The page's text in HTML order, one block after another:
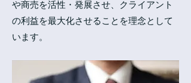
や商売を活性・発展させ、クライアント
の利益を最大化させることを理念として
います。